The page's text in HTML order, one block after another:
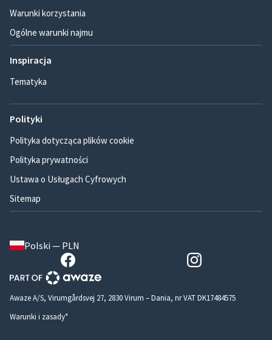
Warunki korzystania
Ogólne warunki najmu
Inspiracja
Tematyka
Polityki
Polityka dotycząca plików cookie
Polityka prywatności
Ustawa o Usługach Cyfrowych
Sitemap
Polski — PLN
Awaze A/S, Virumgårdsvej 27, 2830 Virum – Dania, nr VAT DK17484575
Warunki i zasady*